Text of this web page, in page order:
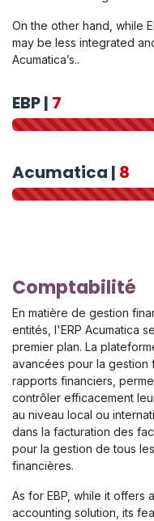
On the other hand, while
may be less integrated
Acumatica’s..
EBP | 7
Acumatica | 8
Comptabilité
En matière de gestion
entités, l'ERP Acumatica
premier plan. La
avancées pour la gestion
rapports financiers,
contrôler efficacement
au niveau local ou
dans la facturation des
pour la gestion de tous
financières.
As for EBP, while it offers
accounting solution, its